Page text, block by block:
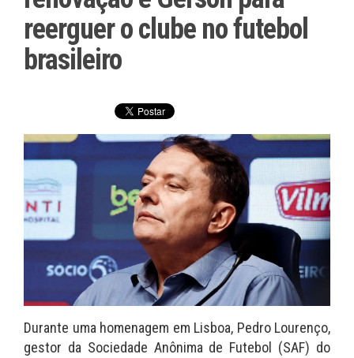
reerguer o clube no futebol
brasileiro
Durante uma homenagem em Lisboa, Pedro Lourenço,
gestor da Sociedade Anônima de Futebol (SAF) do